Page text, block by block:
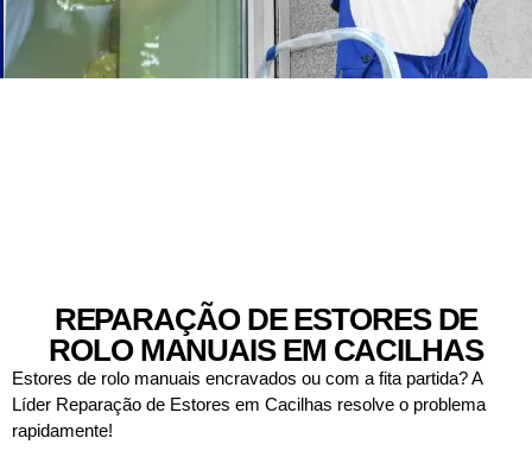
REPARAÇÃO DE ESTORES DE
ROLO MANUAIS EM CACILHAS
Estores de rolo manuais encravados ou com a fita partida? A
Líder Reparação de Estores em Cacilhas resolve o problema
rapidamente!